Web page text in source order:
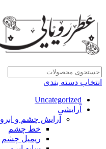
انتخاب دسته بندی
Uncategorized
آرایشی
آرایش چشم و ابرو
خط چشم
ریمیل چشم